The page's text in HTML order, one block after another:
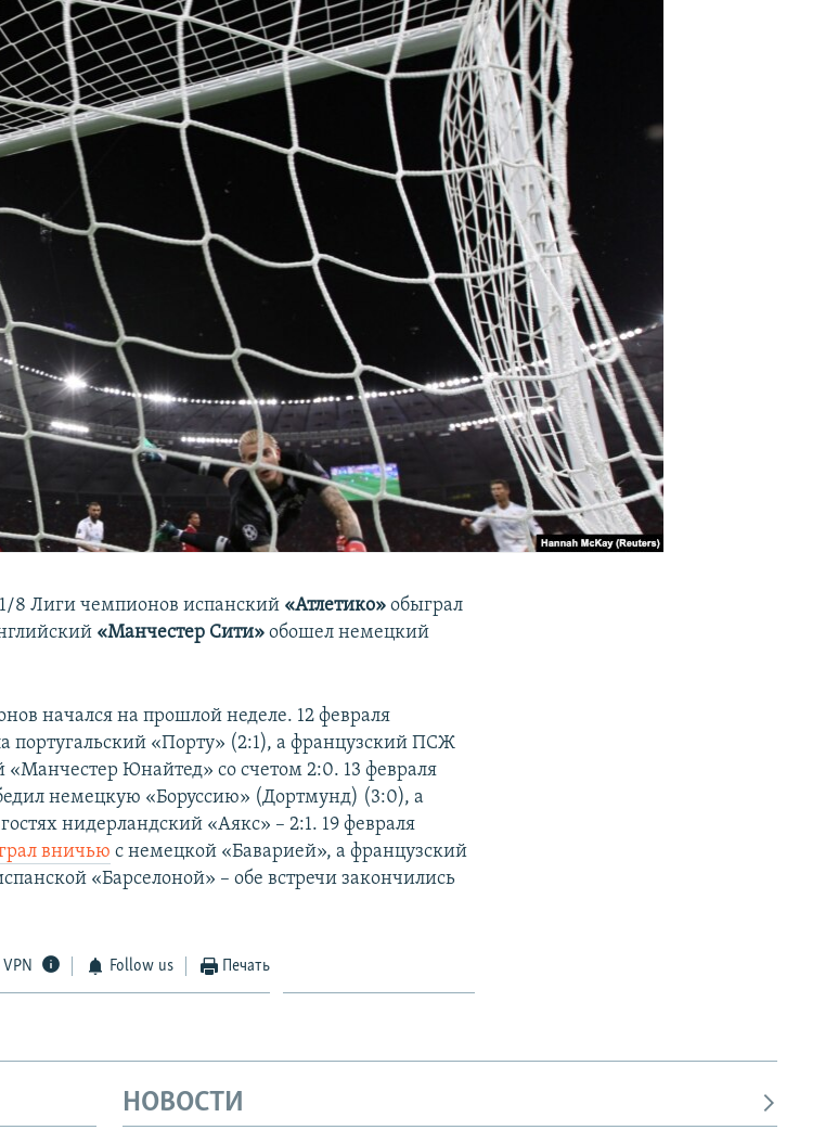
8 Лиги чемпионов испанский «Атлетико» обыграл
«Манчестер Сити»обошел немецкий
начался на прошлой неделе. 12 февраля
португальский «Порту» (2:1), а французский ПСЖ
«Манчестер Юнайтед» со счетом 2:0. 13 февраля
немецкую «Боруссию» (Дортмунд) (3:0), а
нидерландский «Аякс» – 2:1. 19 февраля
вничью с немецкой «Баварией», а французский
«Барселоной» – обе встречи закончились
Follow us Печать
НОВОСТИ